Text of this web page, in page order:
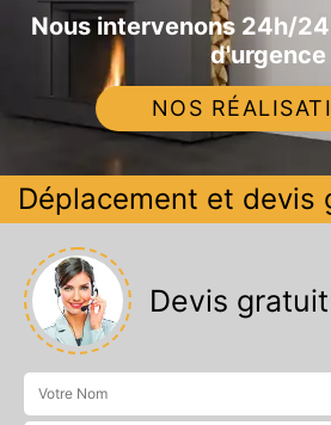
Nous intervenons 24h/
d'urgence
NOS
Déplacement et devis
Devis gratuit